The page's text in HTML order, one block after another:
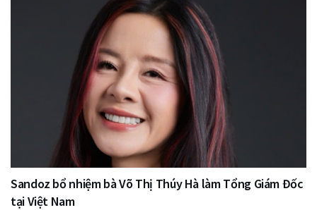
Sandoz bổ nhiệm bà Võ Thị Thúy Hà làm Tổng Giám Đốc
tại Việt Nam